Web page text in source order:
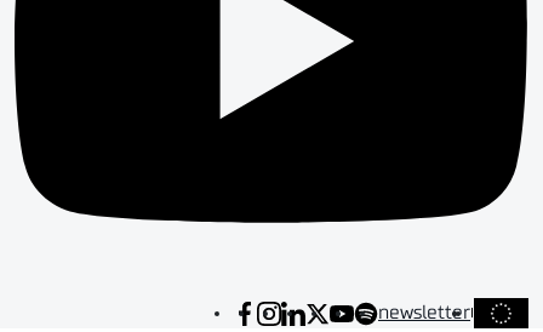
newsletter